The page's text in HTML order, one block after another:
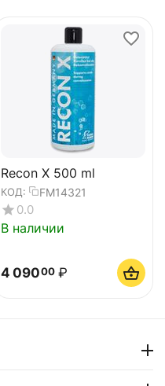
Recon X 500 ml
КОД: FM14321
0.0
В наличии
4 09000 ₽